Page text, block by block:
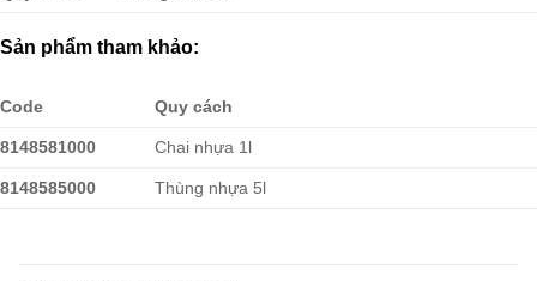
Sản phẩm tham khảo:
Code Quy cách
8148581000 Chai nhựa 1l
8148585000 Thùng nhựa 5l